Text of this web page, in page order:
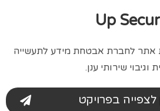
Up
אתר לחברת אבטחת מידע לתעשייה
וגיבוי שירותי ענן.
בפרויקט